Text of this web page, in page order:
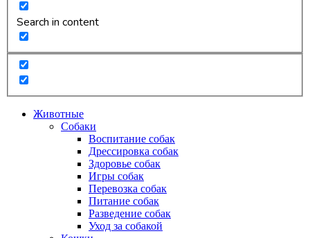
Search in content
Животные
Собаки
Воспитание собак
Дрессировка собак
Здоровье собак
Игры собак
Перевозка собак
Питание собак
Разведение собак
Уход за собакой